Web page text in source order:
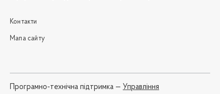
Контакти
Мапа сайту
Програмно-технічна підтримка — Управління